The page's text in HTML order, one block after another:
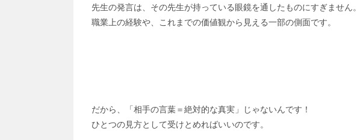
先生の発言は、その先生が持っている眼鏡を通したものにすぎません。
職業上の経験や、これまでの価値観から見える一部の側面です。
だから、「相手の言葉＝絶対的な真実」じゃないんです！
ひとつの見方として受けとめればいいのです。